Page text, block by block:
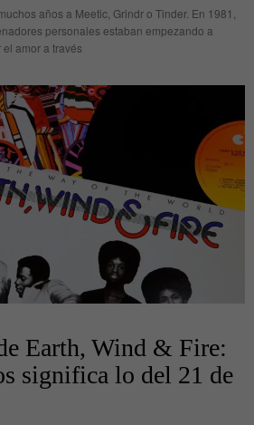
años a Meetic, Grindr o Tinder. En 1981,
personales estaban empezando a
amor a través
Earth, Wind & Fire:
significa lo del 21 de